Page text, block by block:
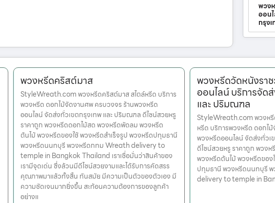
พวง
ออน
กรุง
พวงหรีดคริสต์มาส
StyleWreath.com พวงหรีดคริสต์มาส สไตล์หรีด บริการ
พวงหรีด ดอกไม้จัดงานศพ ครบวงจร ร้านพวงหรีด
ออนไลน์ จัดส่งทั่วเขตกรุงเทพ และ ปริมณฑล ดีไซน์สวยหรู
ราคาถูก พวงหรีดดอกไม้สด พวงหรีดพัดลม พวงหรีด
ต้นไม้ พวงหรีดของใช้ พวงหรีดสำเร็จรูป พวงหรีดปทุมธานี
พวงหรีดนนทบุรี พวงหรีดกทม Wreath delivery to
temple in Bangkok Thailand เราเชื่อมั่นว่าสินค้าของ
เรามีจุดเด่น ซึ่งล้วนมีดีไซน์สวยงามและได้รับการคัดสรร
คุณภาพมาแล้วทั้งสิ้น ทันสมัย มีความเป็นตัวของตัวเอง มี
ความชัดเจนมากยิ่งขึ้น สะท้อนความต้องการของลูกค้า
อย่างแ
พวงหรีดวัดหนังรา
ออนไลน์ บริการจัด
และ ปริมณฑล
StyleWreath.com พวงหรี
หรีด บริการพวงหรีด ดอกไ
พวงหรีดออนไลน์ จัดส่งทั่ว
ดีไซน์สวยหรู ราคาถูก พวง
พวงหรีดต้นไม้ พวงหรีดของ
ปทุมธานี พวงหรีดนนทบุรี
delivery to temple in